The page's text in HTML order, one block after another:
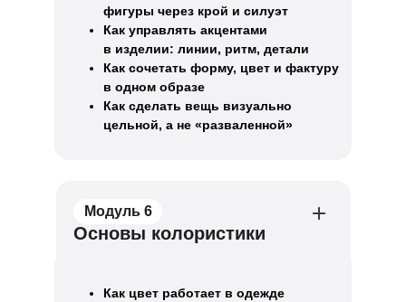
фигуры через крой и силуэт
Как управлять акцентами
в изделии: линии, ритм, детали
Как сочетать форму, цвет и фактуру
в одном образе
Как сделать вещь визуально
цельной, а не «разваленной»
Модуль 6
Основы колористики
Как цвет работает в одежде